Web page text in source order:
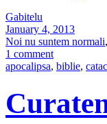
Gabitelu
January 4, 2013
Noi nu suntem normali,
1 comment
apocalipsa, biblie,